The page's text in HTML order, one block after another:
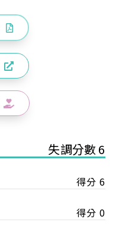
失調分數 6
得分 6
得分 0